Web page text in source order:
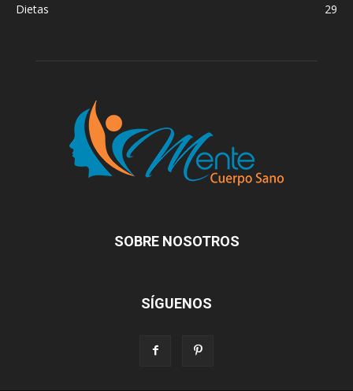
Dietas
29
SOBRE NOSOTROS
SÍGUENOS